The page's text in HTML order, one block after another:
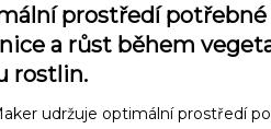
prostředí potřebné
a růst během
rostlin.
udržuje optimální prostředí